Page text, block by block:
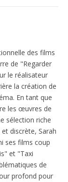
des films
de "Regarder
le réalisateur
la création de
En tant que
les œuvres de
sélection riche
discrète, Sarah
ses films coup
et "Taxi
de
profond pour